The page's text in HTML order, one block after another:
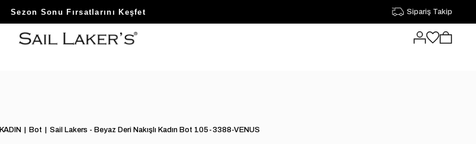
Sezon Sonu Fırsatlarını Keşfet Sipariş Takip
KADIN Bot Sail Lakers - Beyaz Deri Nakışlı Kadın Bot 105-3388-VENUS